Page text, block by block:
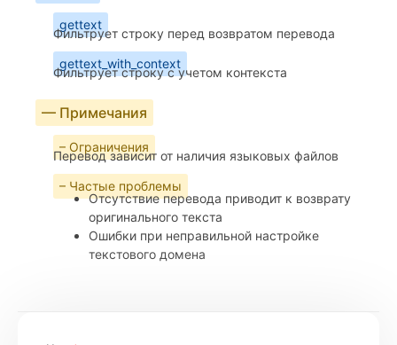
gettext
Фильтрует строку перед возвратом перевода
gettext_with_context
Фильтрует строку с учетом контекста
— Примечания
– Ограничения
Перевод зависит от наличия языковых файлов
– Частые проблемы
Отсутствие перевода приводит к возврату
оригинального текста
Ошибки при неправильной настройке
текстового домена